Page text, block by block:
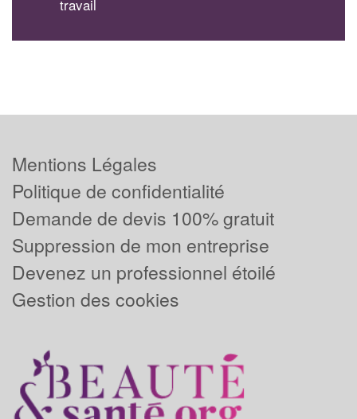
travail
Mentions Légales
Politique de confidentialité
Demande de devis 100% gratuit
Suppression de mon entreprise
Devenez un professionnel étoilé
Gestion des cookies